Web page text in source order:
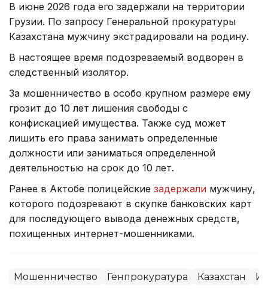
В июне 2026 года его задержали на территории
Грузии. По запросу Генеральной прокуратуры
Казахстана мужчину экстрадировали на родину.
В настоящее время подозреваемый водворен в
следственный изолятор.
За мошенничество в особо крупном размере ему
грозит до 10 лет лишения свободы с
конфискацией имущества. Также суд может
лишить его права занимать определенные
должности или заниматься определенной
деятельностью на срок до 10 лет.
Ранее в Актобе полицейские задержали мужчину,
которого подозревают в скупке банковских карт
для последующего вывода денежных средств,
похищенных интернет-мошенниками.
Мошенничество Генпрокуратура Казахстан